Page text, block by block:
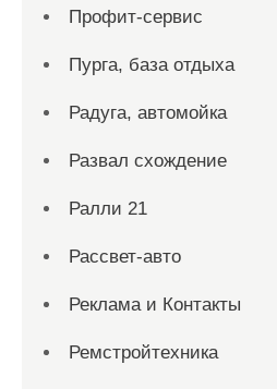
Профит-сервис
Пурга, база отдыха
Радуга, автомойка
Развал схождение
Ралли 21
Рассвет-авто
Реклама и Контакты
Ремстройтехника